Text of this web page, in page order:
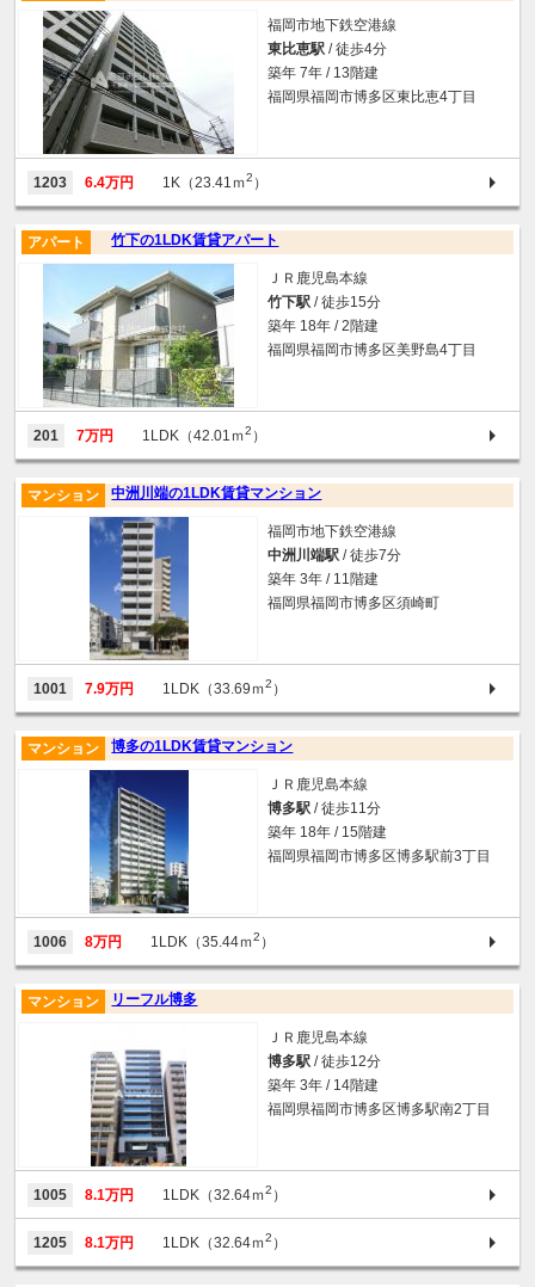
福岡市地下鉄空港線
東比恵駅 / 徒歩4分
築年 7年 / 13階建
福岡県福岡市博多区東比恵4丁目
1203 6.4万円 1K（23.41ｍ2 ）
竹下の1LDK賃貸アパート
アパート
ＪＲ鹿児島本線
竹下駅 / 徒歩15分
築年 18年 / 2階建
福岡県福岡市博多区美野島4丁目
201 7万円 1LDK（42.01ｍ2 ）
中洲川端の1LDK賃貸マンション
マンション
福岡市地下鉄空港線
中洲川端駅 / 徒歩7分
築年 3年 / 11階建
福岡県福岡市博多区須崎町
1001 7.9万円 1LDK（33.69ｍ2 ）
博多の1LDK賃貸マンション
マンション
ＪＲ鹿児島本線
博多駅 / 徒歩11分
築年 18年 / 15階建
福岡県福岡市博多区博多駅前3丁目
1006 8万円 1LDK（35.44ｍ2 ）
リーフル博多
マンション
ＪＲ鹿児島本線
博多駅 / 徒歩12分
築年 3年 / 14階建
福岡県福岡市博多区博多駅南2丁目
1005 8.1万円 1LDK（32.64ｍ2 ）
1205 8.1万円 1LDK（32.64ｍ2 ）